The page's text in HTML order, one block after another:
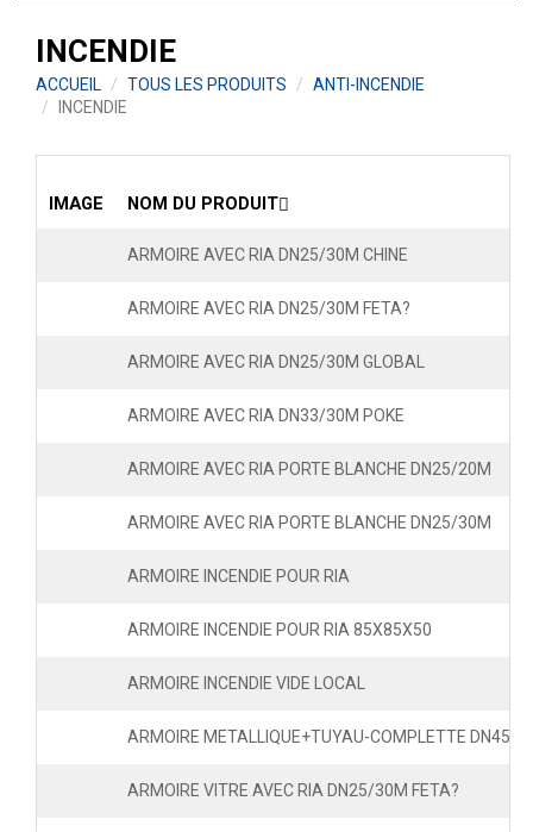
INCENDIE
ACCUEIL TOUS LES PRODUITS
ANTI-INCENDIE
INCENDIE
IMAGE NOM DU PRODUIT
ARMOIRE AVEC RIA DN25/30M CHINE
ARMOIRE AVEC RIA DN25/30M FETA?
ARMOIRE AVEC RIA DN25/30M GLOBAL
ARMOIRE AVEC RIA DN33/30M POKE
ARMOIRE AVEC RIA PORTE BLANCHE DN25/20M
ARMOIRE AVEC RIA PORTE BLANCHE DN25/30M
ARMOIRE INCENDIE POUR RIA
ARMOIRE INCENDIE POUR RIA 85X85X50
ARMOIRE INCENDIE VIDE LOCAL
ARMOIRE METALLIQUE+TUYAU-COMPLETTE DN45
ARMOIRE VITRE AVEC RIA DN25/30M FETA?